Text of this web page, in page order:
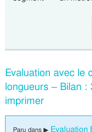
Evaluation avec le
longueurs – Bilan
imprimer
Paru dans ▶ Evaluation